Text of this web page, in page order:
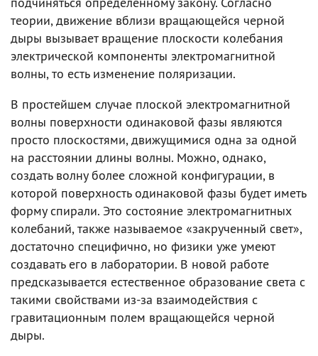
теории, движение вблизи вращающейся черной
дыры вызывает вращение плоскости колебания
электрической компоненты электромагнитной
волны, то есть изменение поляризации.
В простейшем случае плоской электромагнитной
волны поверхности одинаковой фазы являются
просто плоскостями, движущимися одна за одной
на расстоянии длины волны. Можно, однако,
создать волну более сложной конфигурации, в
которой поверхность одинаковой фазы будет иметь
форму спирали. Это состояние электромагнитных
колебаний, также называемое «закрученный свет»,
достаточно специфично, но физики уже умеют
создавать его в лаборатории. В новой работе
предсказывается естественное образование света с
такими свойствами из-за взаимодействия с
гравитационным полем вращающейся черной
дыры.